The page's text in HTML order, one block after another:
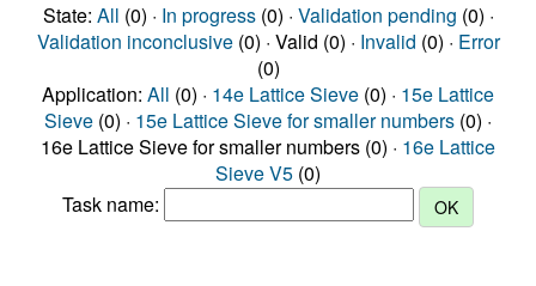
State: All (0) · In progress(0) · Validation pending (0) ·
Validation inconclusive(0) · Valid (0) · Invalid (0) · Error
(0)
Application: All (0) · 14e Lattice Sieve (0) · 15e Lattice
Sieve (0) · 15e Lattice Sieve for smaller numbers (0) ·
16e Lattice Sieve for smaller numbers (0) · 16e Lattice
Sieve V5 (0)
Task name: